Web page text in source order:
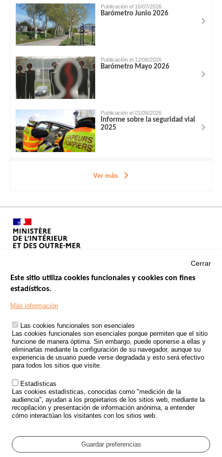
Publicación el 16/07/2026
Barómetro Junio 2026
Publicación el 12/06/2026
Barómetro Mayo 2026
Publicación el 01/06/2026
Informe sobre la seguridad vial
2025
Ver más
Footer
TRATAMIENTO DE DATOS PERSONALES PROCEDENTES DE
ACCIDENTES DE TRÁFICO
ESTUDIOS
CONVOCATORIA DE PROYECTOS DE ESTUDIOS
POLÍTICA DE SEGURIDAD VIAL
Outils
EVENTOS
GLOSARIO
Cookie settings
Cerrar
Este sitio utiliza cookies funcionales y cookies con fines
estadísticos.
Más información
Las cookies funcionales son esenciales
Las cookies funcionales son esenciales porque permiten que el sitio
funcione de manera óptima. Sin embargo, puede oponerse a ellas y
eliminarlas mediante la configuración de su navegador, aunque su
experiencia de usuario puede verse degradada y esto será efectivo
para todos los sitios que visite.
Estadísticas
Las cookies estadísticas, conocidas como "medición de la
audiencia", ayudan a los propietarios de los sitios web, mediante la
recopilación y presentación de información anónima, a entender
cómo interactúan los visitantes con los sitios web.
Guardar preferencias